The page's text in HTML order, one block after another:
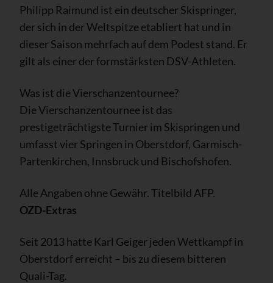
Philipp Raimund ist ein deutscher Skispringer,
der sich in der Weltspitze etabliert hat und in
dieser Saison mehrfach auf dem Podest stand. Er
gilt als einer der formstärksten DSV-Athleten.
Was ist die Vierschanzentournee?
Die Vierschanzentournee ist das
prestigeträchtigste Turnier im Skispringen und
umfasst vier Springen in Oberstdorf, Garmisch-
Partenkirchen, Innsbruck und Bischofshofen.
Alle Angaben ohne Gewähr. Titelbild AFP.
OZD-Extras
Seit 2013 hatte Karl Geiger jeden Wettkampf in
Oberstdorf erreicht – bis zu diesem bitteren
Quali-Tag.